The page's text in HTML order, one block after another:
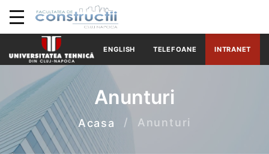
ENGLISH TELEFOANE INTRANET
Anunturi
Acasa Anunturi